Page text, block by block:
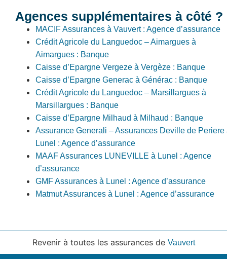
Agences supplémentaires à côté ?
MACIF Assurances à Vauvert : Agence d’assurance
Crédit Agricole du Languedoc – Aimargues à
Aimargues : Banque
Caisse d’Epargne Vergeze à Vergèze : Banque
Caisse d’Epargne Generac à Générac : Banque
Crédit Agricole du Languedoc – Marsillargues à
Marsillargues : Banque
Caisse d’Epargne Milhaud à Milhaud : Banque
Assurance Generali – Assurances Deville de Periere
Lunel : Agence d’assurance
MAAF Assurances LUNEVILLE à Lunel : Agence
d’assurance
GMF Assurances à Lunel : Agence d’assurance
Matmut Assurances à Lunel : Agence d’assurance
Revenir à toutes les assurances de Vauvert